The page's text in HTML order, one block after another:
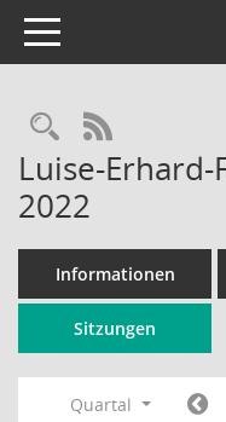
Toggle navigation
RSS-Feed
Luise-
2022
Informationen
Sitzungen
Quartal